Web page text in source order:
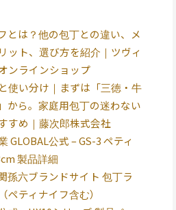
とは？他の包丁との違い、メ
ット、選び方を紹介｜ツヴィ
ンラインショップ
使い分け｜まずは「三徳・牛
から。家庭用包丁の迷わない
すめ｜藤次郎株式会社
GLOBAL公式 – GS-3 ペティ
製品詳細
孫六ブランドサイト 包丁ラ
ペティナイフ含む）